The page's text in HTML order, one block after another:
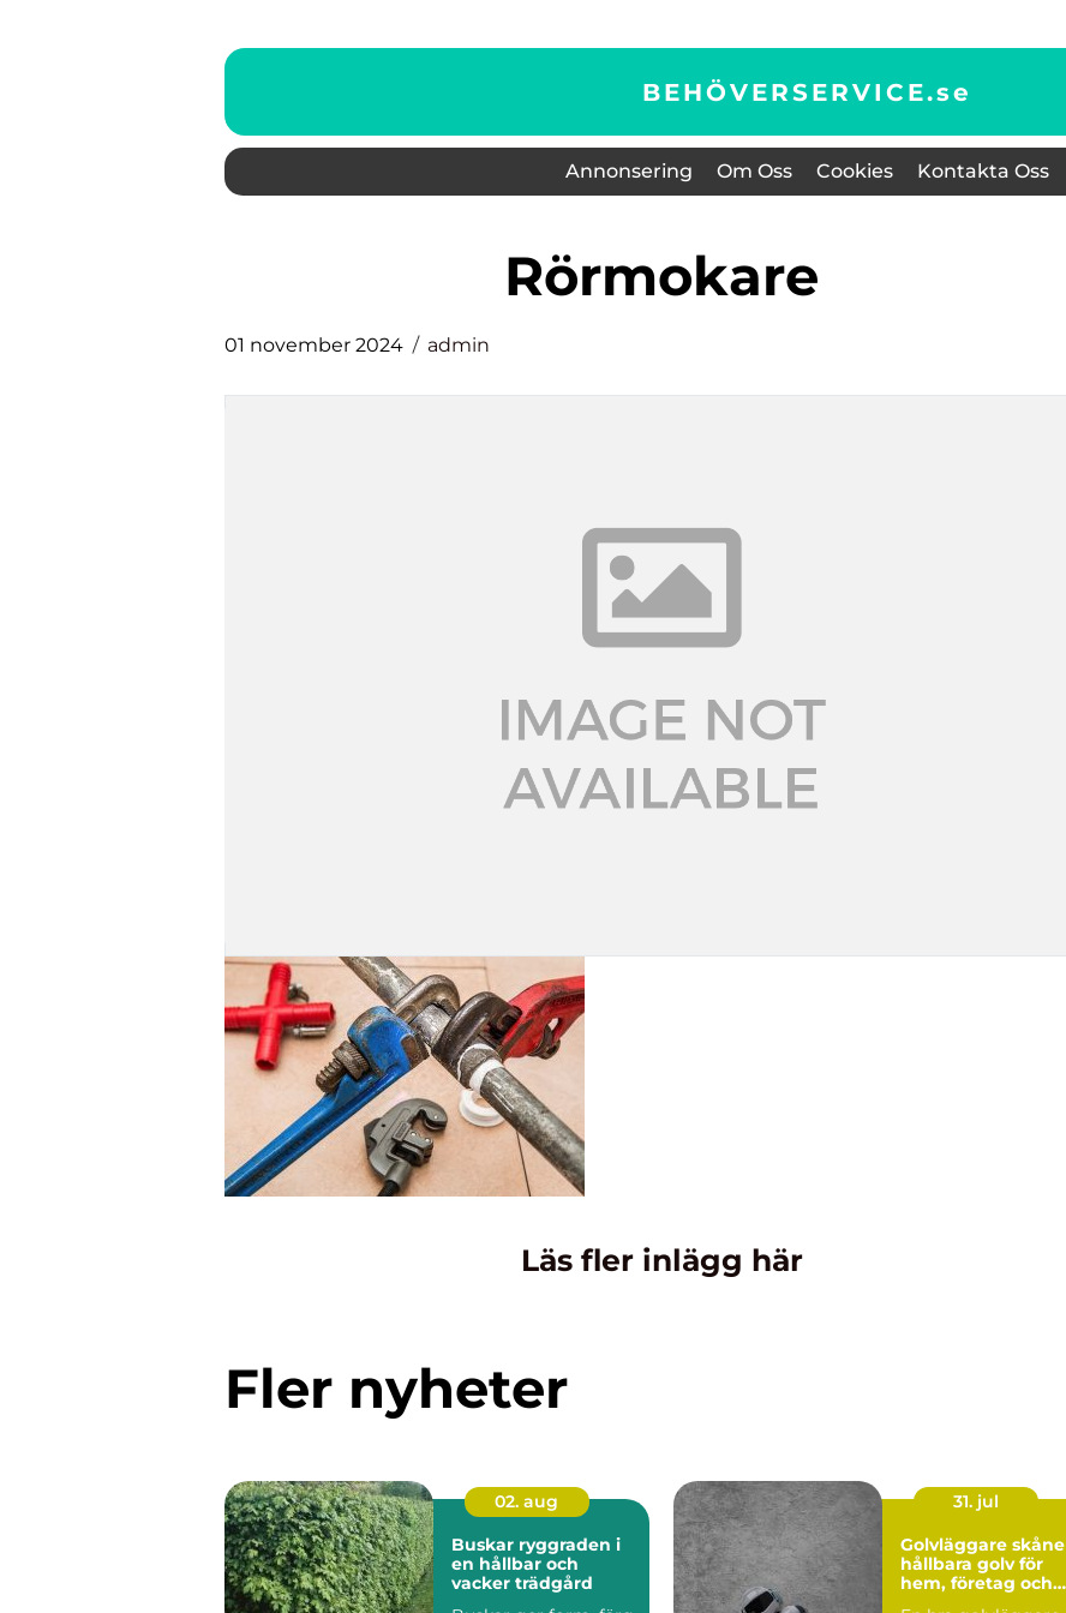
BEHÖVERSERVICE.se
Annonsering Om Oss Cookies Kontakta Oss
Rörmokare
01 november 2024 admin
Läs fler inlägg här
Fler nyheter
02. aug
Buskar ryggraden i
en hållbar och
vacker trädgård
31. jul
Golvläggare skåne
hållbara golv för
hem, företag och